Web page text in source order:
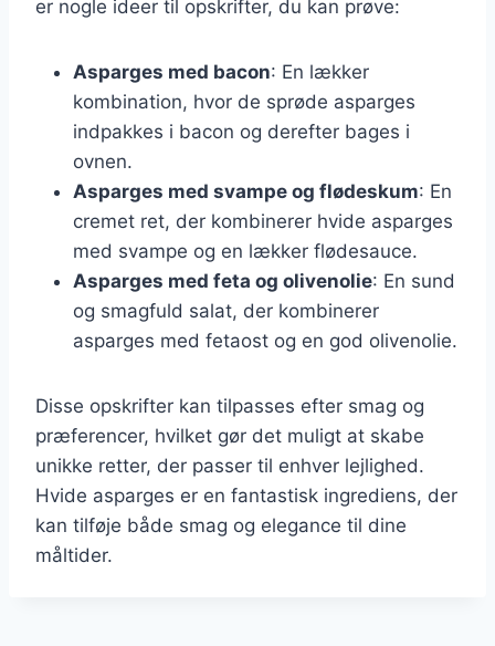
er nogle ideer til opskrifter, du kan prøve:
Asparges med bacon: En lækker
kombination, hvor de sprøde asparges
indpakkes i bacon og derefter bages i
ovnen.
Asparges med svampe og flødeskum: En
cremet ret, der kombinerer hvide asparges
med svampe og en lækker flødesauce.
Asparges med feta og olivenolie: En sund
og smagfuld salat, der kombinerer
asparges med fetaost og en god olivenolie.
Disse opskrifter kan tilpasses efter smag og
præferencer, hvilket gør det muligt at skabe
unikke retter, der passer til enhver lejlighed.
Hvide asparges er en fantastisk ingrediens, der
kan tilføje både smag og elegance til dine
måltider.